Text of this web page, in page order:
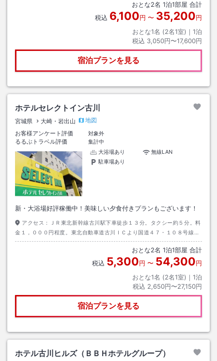
おとな2名 1泊1部屋 合計
税込 6,100円 〜 35,200円
おとな1名 (2名1室)｜ 1泊
税込 3,050円〜17,600円
宿泊プランを見る
ホテルセレクトイン古川
宮城県 大崎・岩出山
地図
お客様アンケート評価
対象外
るるぶトラベル評価
集計中
大浴場あり
無線LAN
駐車場あり
新・大浴場好評稼働中！美味しい夕食付きプランもございます！
アクセス：
ＪＲ東北新幹線古川駅下車徒歩１３分。タクシー約５分。料
金１，０００円程度。東北自動車道古川ＩＣより国道４７・１０８号線
へ 目標物：国道１０８号線沿い
おとな2名 1泊1部屋 合計
税込 5,300円 〜 54,300円
おとな1名 (2名1室)｜ 1泊
税込 2,650円〜27,150円
宿泊プランを見る
ホテル古川ヒルズ（ＢＢＨホテルグループ）